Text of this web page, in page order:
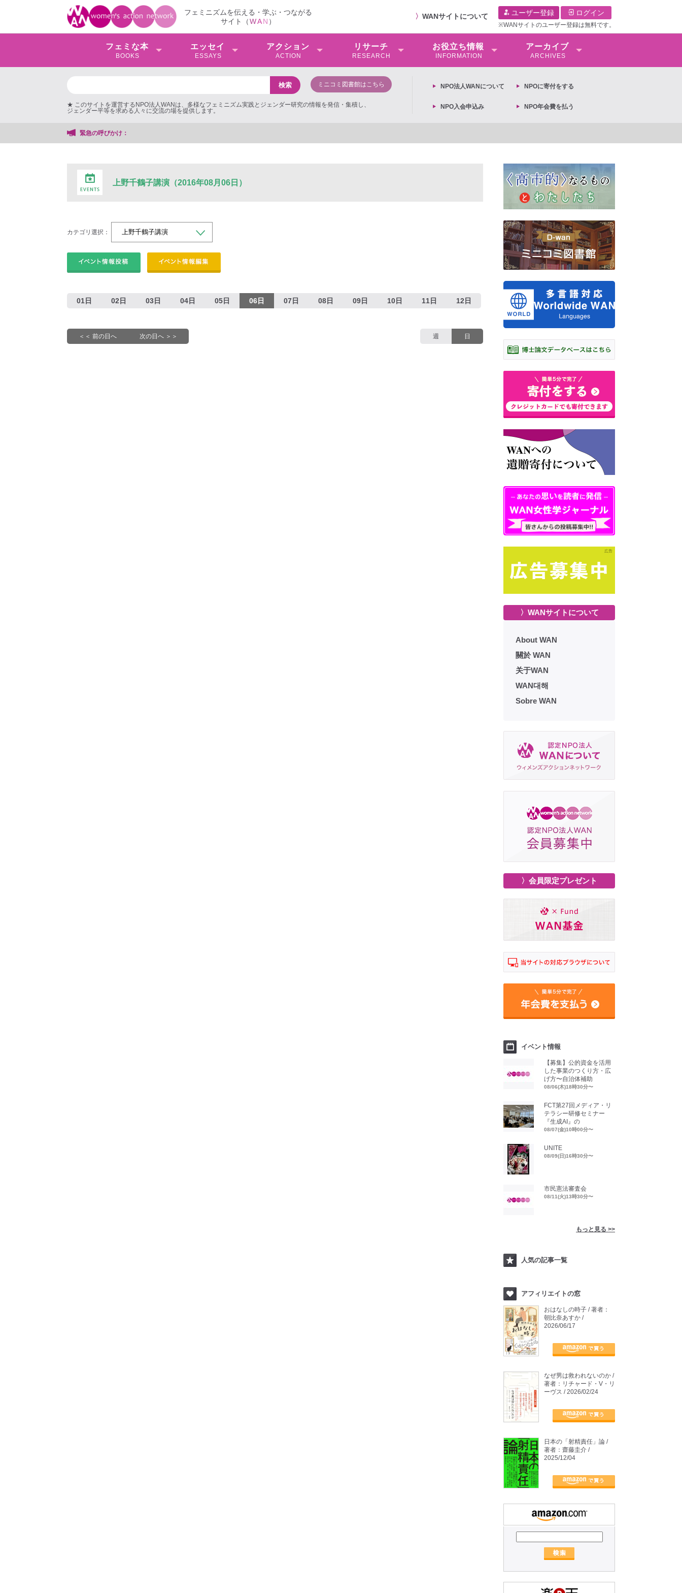
フェミニズムを伝える・学ぶ・つながる
サイト（WAN ）
〉 WANサイトについて ユーザー登録 ログイン
※WANサイトのユーザー登録は無料です。
フェミな本
BOOKS
エッセイ
ESSAYS
アクション
ACTION
リサーチ
RESEARCH
お役⽴ち情報
INFORMATION
アーカイブ
ARCHIVES
ミニコミ図書館はこちら
★ このサイトを運営するNPO法人WANは、多様なフェミニズム実践とジェンダー研究の情報を発信・集積し、
ジェンダー平等を求める人々に交流の場を提供します。
NPO法⼈WANについて NPOに寄付をする
NPO入会申込み NPO年会費を払う
緊急の呼びかけ：
上野千鶴子講演（2016年08月06日）
カテゴリ選択：
01日 02日 03日 04日 05日 06日 07日 08日 09日 10日 11日 12日
＜＜ 前の日へ 次の日へ ＞＞ 週 日
〉WANサイトについて
About WAN
關於 WAN
关于WAN
WAN대해
Sobre WAN
〉会員限定プレゼント
イベント情報
【募集】公的資金を活用
した事業のつくり方・広
げ方〜自治体補助
08/06(木)18時30分〜
FCT第27回メディア・リ
テラシー研修セミナー
『生成AI』の
08/07(金)10時00分〜
UNITE
08/09(日)16時30分〜
市民憲法審査会
08/11(火)13時30分〜
もっと見る >>
人気の記事一覧
アフィリエイトの窓
おはなしの時子 / 著者：
朝比奈あすか /
2026/06/17
なぜ男は救われないのか /
著者：リチャード・V・リ
ーヴス / 2026/02/24
日本の「射精責任」論 /
著者：齋藤圭介 /
2025/12/04